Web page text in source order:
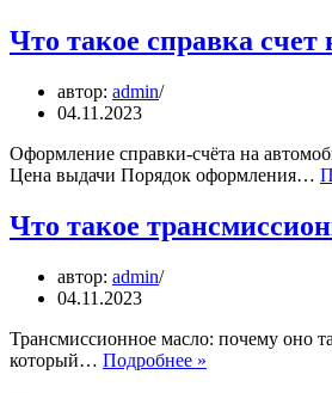
Что такое справка счет
автор: admin
04.11.2023
Оформление справки-счёта на
Цена выдачи Порядок оформления…
Что такое
автор: admin
04.11.2023
Трансмиссионное масло: почему оно
который… Подробнее »